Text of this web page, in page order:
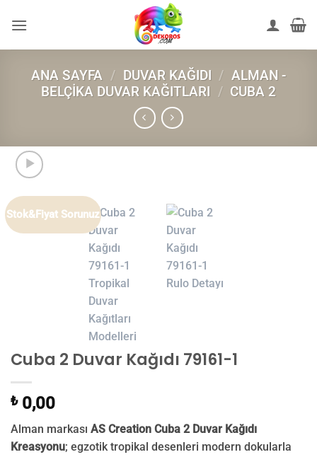
atla
ANA SAYFA / DUVAR KAĞIDI / ALMAN -
BELÇIKA DUVAR KAĞITLARI / CUBA 2
Stok&Fiyat Sorunuz
Cuba 2 Duvar Kağıdı 79161-1
₺0,00
Alman markası AS Creation Cuba 2 Duvar Kağıdı
Kreasyonu; egzotik tropikal desenleri modern dokularla